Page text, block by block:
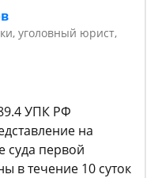
уголовный юрист,
УПК РФ
на
суда первой
в течение 10 суток